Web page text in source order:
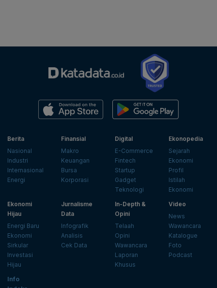
Berita
Nasional
Industri
Internasional
Energi
Finansial
Makro
Keuangan
Bursa
Korporasi
Digital
E-Commerce
Fintech
Startup
Gadget
Teknologi
Ekonopedia
Sejarah
Ekonomi
Profil
Istilah
Ekonomi
Ekonomi
Hijau
Energi Baru
Ekonomi
Sirkular
Investasi
Hijau
Jurnalisme
Data
Infografik
Analisis
Cek Data
In-Depth &
Opini
Telaah
Opini
Wawancara
Laporan
Khusus
Video
News
Wawancara
Katalogue
Foto
Podcast
Info